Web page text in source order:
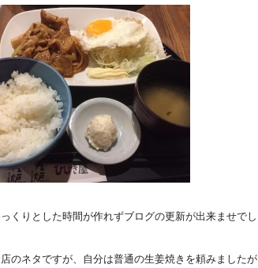
くりとした時間が作れずブログの更新が出来ませでし
のネタですが、自分は普通の生姜焼きを頼みましたが